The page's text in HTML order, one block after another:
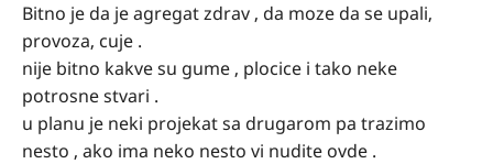
Bitno je da je agregat zdrav , da moze da se upali,
provoza, cuje .
nije bitno kakve su gume , plocice i tako neke
potrosne stvari .
u planu je neki projekat sa drugarom pa trazimo
nesto , ako ima neko nesto vi nudite ovde .